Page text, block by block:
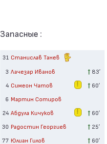
Запасные :
31 Станислав Танев
3 Лачезар Иванов
83′
4 Симеон Чатов
60′
6 Мартин Сотиров
24 Абдула Кичуков
60′
30 Радостин Георгиев
25′
77 Юлиан Гилов
60′